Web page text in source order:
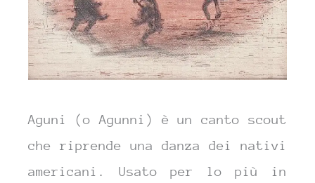
Aguni (o Agunni) è un canto scout
che riprende una danza dei nativi
americani. Usato per lo più in